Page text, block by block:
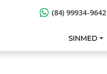
(84) 99934-9642
SINMED